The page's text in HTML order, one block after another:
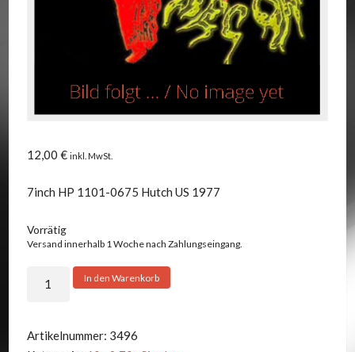
12,00 € inkl. MwSt.
7inch HP 1101-0675 Hutch US 1977
Vorrätig
Versand innerhalb 1 Woche nach Zahlungseingang.
A
In den Warenkorb
Artikelnummer: 3496